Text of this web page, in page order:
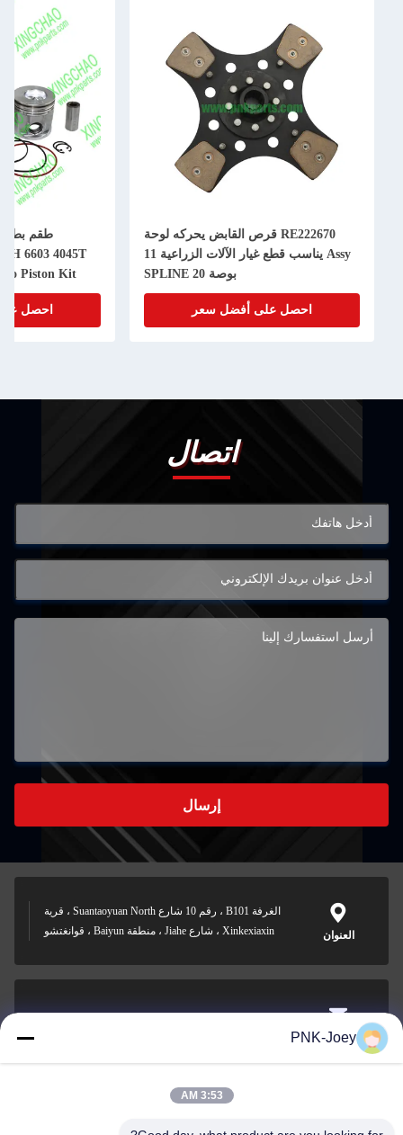
RE222670 قرص القابض يحركه لوحة
Assy يناسب قطع غيار الآلات الزراعية 11
بوصة 20 SPLINE
احصل على أفضل سعر
6603 4045T
Piston Kit
احصل
اتصال
إرسال
العنوان
الغرفة B101 ، رقم 10 شارع Suantaoyuan North ، قرية
Xinkexiaxin ، شارع Jiahe ، منطقة Baiyun ، قوانغتشو
البريد
xianzhihao@gzxingchao.infoPNK-Joey
3:53 AM